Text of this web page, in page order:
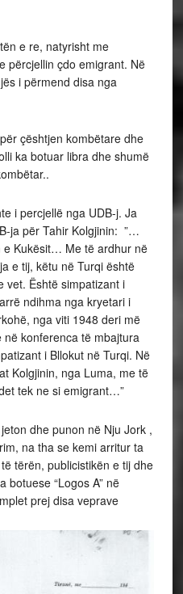
e re, natyrisht me
përcjellin çdo emigrant. Në
i përmend disa nga
çështjen kombëtare dhe
ka botuar libra dhe shumë
i percjellë nga UDB-j. Ja
ja për Tahir Kolgjinin: ”…
e Kukësit… Me të ardhur në
e tij, këtu në Turqi është
vet. Është simpatizant i
ndihma nga kryetari i
nga viti 1948 deri më
konferenca të mbajtura
i Bllokut në Turqi. Në
Kolgjinin, nga Luma, me të
tek ne si emigrant…”
dhe punon në Nju Jork ,
na tha se kemi arritur ta
tërën, publicistikën e tij dhe
botuese “Logos A” në
prej disa veprave